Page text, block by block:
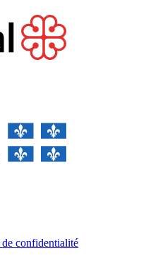
confidentialité